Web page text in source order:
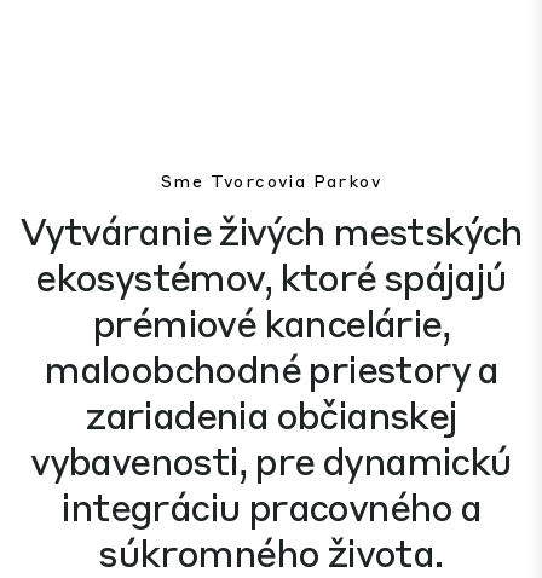
Sme Tvorcovia Parkov
Vytváranie živých mestských
ekosystémov, ktoré spájajú
prémiové kancelárie,
maloobchodné priestory a
zariadenia občianskej
vybavenosti, pre dynamickú
integráciu pracovného a
súkromného života.